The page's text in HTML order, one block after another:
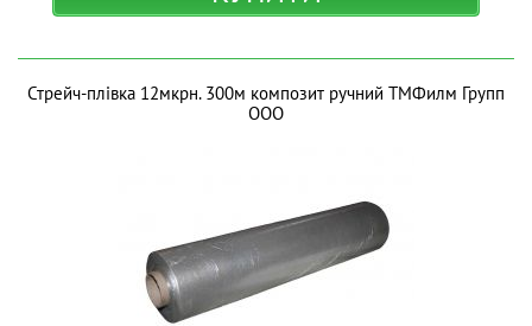
Стрейч-плівка 12мкрн. 300м композит ручний ТМФилм Групп
ООО